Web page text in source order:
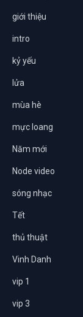
giới thiệu
intro
kỷ yếu
lửa
mùa hè
mực loang
Năm mới
Node video
sóng nhạc
Tết
thủ thuật
Vinh Danh
vip 1
vip 3